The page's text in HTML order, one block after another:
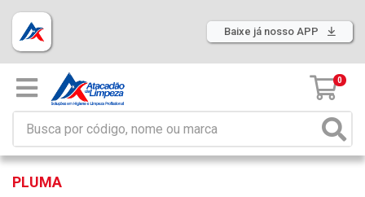
Baixe já nosso APP
0
PLUMA